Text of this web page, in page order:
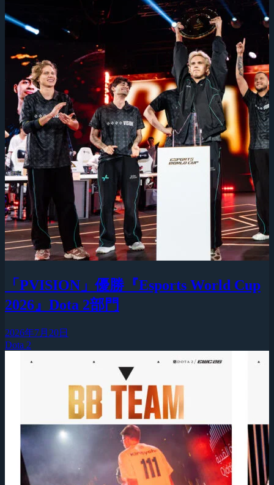
「PVISION」優勝『Esports World Cup
2026』Dota 2部門
2026年7月20日
Dota 2